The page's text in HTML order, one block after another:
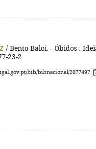
/ Bento Baloi. - Óbidos :
23-2
bib/bibnacional/2077497